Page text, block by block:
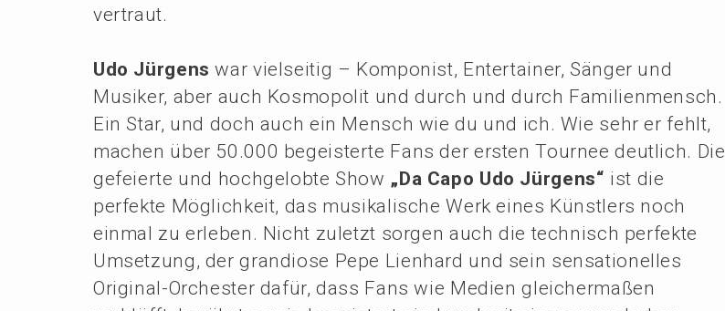
vertraut.
Udo Jürgens war vielsei­tig – Kompo­nist, Enter­tai­ner, Sänger und
Musiker, aber auch Kosmo­po­lit und durch und durch Famili­en­mensch.
Ein Star, und doch auch ein Mensch wie du und ich. Wie sehr er fehlt,
machen über 50.000 begeis­ter­te Fans der ersten Tournee deutlich. Die
gefei­er­te und hochge­lob­te Show „Da Capo Udo Jürgens“ ist die
perfek­te Möglich­keit, das musika­li­sche Werk eines Künst­lers noch
einmal zu erleben. Nicht zuletzt sorgen auch die technisch perfek­te
Umset­zung, der grandio­se Pepe Lienhard und sein sensa­tio­nel­les
Origi­nal-Orches­ter dafür, dass Fans wie Medien gleicher­ma­ßen